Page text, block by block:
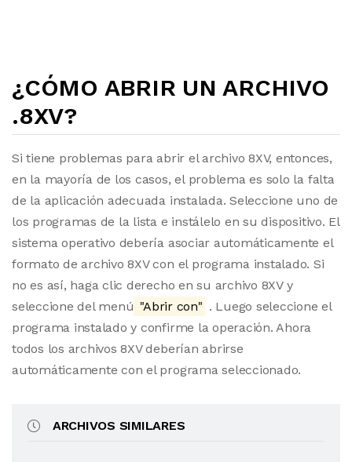
¿CÓMO ABRIR UN ARCHIVO
.8XV?
Si tiene problemas para abrir el archivo 8XV, entonces,
en la mayoría de los casos, el problema es solo la falta
de la aplicación adecuada instalada. Seleccione uno de
los programas de la lista e instálelo en su dispositivo. El
sistema operativo debería asociar automáticamente el
formato de archivo 8XV con el programa instalado. Si
no es así, haga clic derecho en su archivo 8XV y
seleccione del menú "Abrir con" . Luego seleccione el
programa instalado y confirme la operación. Ahora
todos los archivos 8XV deberían abrirse
automáticamente con el programa seleccionado.
ARCHIVOS SIMILARES